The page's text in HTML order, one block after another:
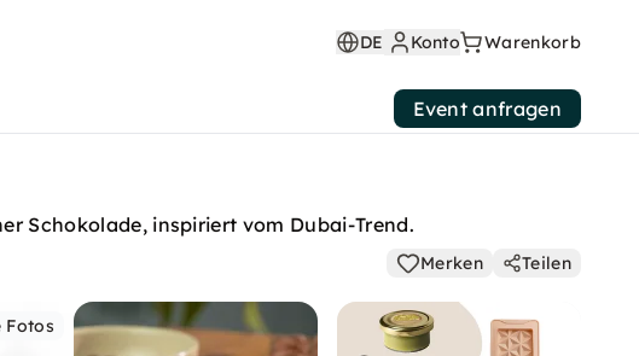
DE Konto Warenkorb
Event anfragen
Schokolade, inspiriert vom Dubai-Trend.
Merken Teilen
Fotos